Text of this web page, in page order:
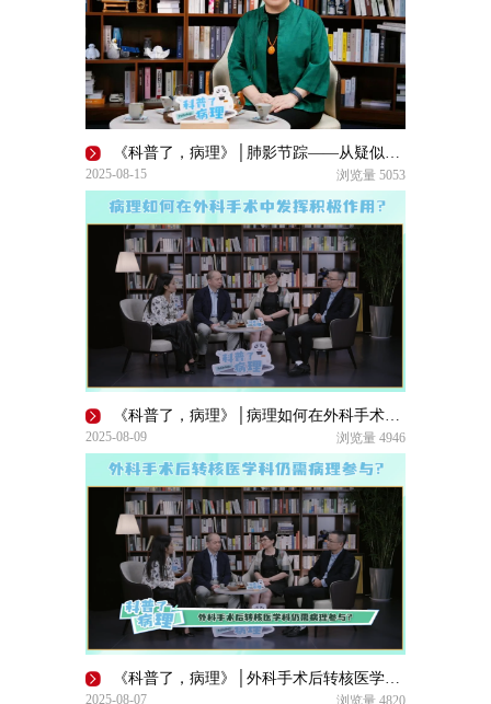
《科普了，病理》│肺影节踪——从疑似到精准的病理革命
2025-08-15 浏览量 5053
《科普了，病理》│病理如何在外科手术中发挥积极作用？
2025-08-09 浏览量 4946
《科普了，病理》│外科手术后转核医学科仍需病理参与?
2025-08-07 浏览量 4820